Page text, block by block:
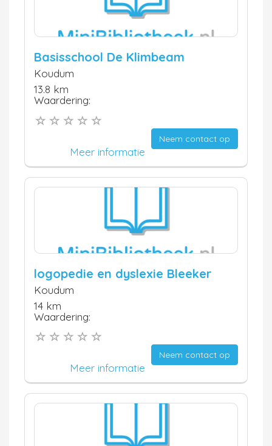
Basisschool De Klimbeam
Koudum
13.8 km
Waardering:
Neem contact op
Meer informatie
logopedie en dyslexie Bleeker
Koudum
14 km
Waardering:
Neem contact op
Meer informatie